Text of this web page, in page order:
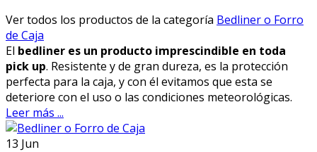
Ver todos los productos de la categoría Bedliner o Forro
de Caja
El bedliner es un producto imprescindible en toda
pick up. Resistente y de gran dureza, es la protección
perfecta para la caja, y con él evitamos que esta se
deteriore con el uso o las condiciones meteorológicas.
Leer más ...
13 Jun